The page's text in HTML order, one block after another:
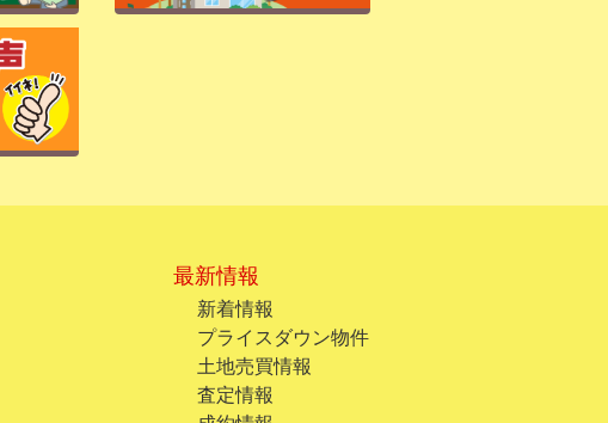
最新情報
新着情報
プライスダウン物件
土地売買情報
査定情報